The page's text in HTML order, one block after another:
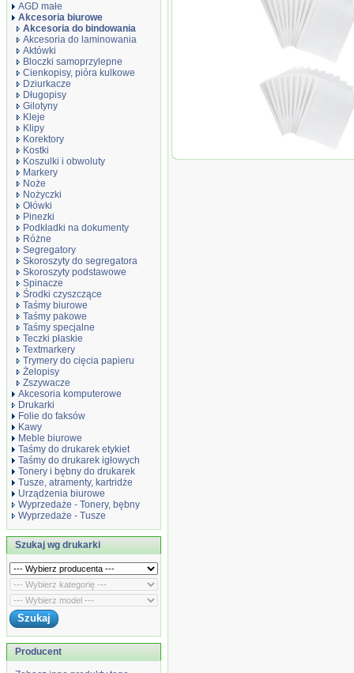
AGD małe
Akcesoria biurowe
Akcesoria do bindowania
Akcesoria do laminowania
Aktówki
Bloczki samoprzylepne
Cienkopisy, pióra kulkowe
Dziurkacze
Długopisy
Gilotyny
Kleje
Klipy
Korektory
Kostki
Koszulki i obwoluty
Markery
Noże
Nożyczki
Ołówki
Pinezki
Podkładki na dokumenty
Różne
Segregatory
Skoroszyty do segregatora
Skoroszyty podstawowe
Spinacze
Środki czyszczące
Taśmy biurowe
Taśmy pakowe
Taśmy specjalne
Teczki płaskie
Textmarkery
Trymery do cięcia papieru
Żelopisy
Zszywacze
Akcesoria komputerowe
Drukarki
Folie do faksów
Kawy
Meble biurowe
Taśmy do drukarek etykiet
Taśmy do drukarek igłowych
Tonery i bębny do drukarek
Tusze, atramenty, kartridże
Urządzenia biurowe
Wyprzedaże - Tonery, bębny
Wyprzedaże - Tusze
Szukaj wg drukarki
Producent
Okładki do